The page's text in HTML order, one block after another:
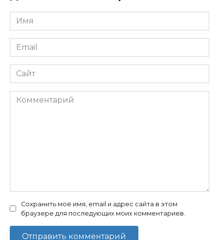
Имя
*
Email
*
Сайт
Комментарий
Сохранить моё имя, email и адрес сайта в этом
браузере для последующих моих комментариев.